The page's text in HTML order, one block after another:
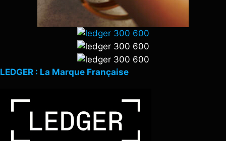
LEDGER : La Marque Française